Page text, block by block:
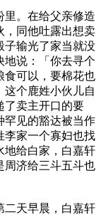
给父亲修造
，同他吐露出想卖
子输光了家当就没
地说：「你去寻个
食可以，要棉花也
这个鹿姓小伙儿自
了卖主开口的要
罕见的豁达被当作
李家一个寡妇也找
地给白家，白嘉轩
周济给三斗五斗也
晨，白嘉轩